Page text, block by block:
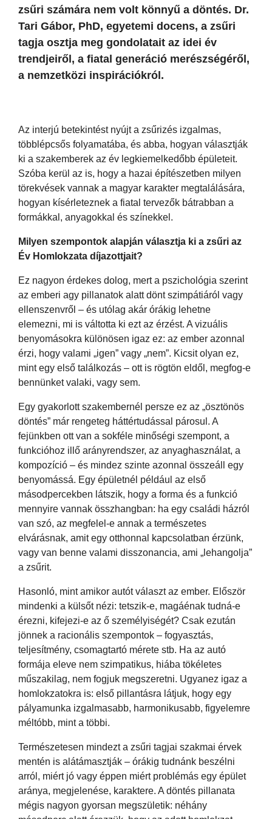
zsűri számára nem volt könnyű a döntés. Dr.
Tari Gábor, PhD, egyetemi docens, a zsűri
tagja osztja meg gondolatait az idei év
trendjeiről, a fiatal generáció merészségéről,
a nemzetközi inspirációkról.
Az interjú betekintést nyújt a zsűrizés izgalmas,
többlépcsős folyamatába, és abba, hogyan választják
ki a szakemberek az év legkiemelkedőbb épületeit.
Szóba kerül az is, hogy a hazai építészetben milyen
törekvések vannak a magyar karakter megtalálására,
hogyan kísérleteznek a fiatal tervezők bátrabban a
formákkal, anyagokkal és színekkel.
Milyen szempontok alapján választja ki a zsűri az
Év Homlokzata díjazottjait?
Ez nagyon érdekes dolog, mert a pszichológia szerint
az emberi agy pillanatok alatt dönt szimpátiáról vagy
ellenszenvről – és utólag akár órákig lehetne
elemezni, mi is váltotta ki ezt az érzést. A vizuális
benyomásokra különösen igaz ez: az ember azonnal
érzi, hogy valami „igen” vagy „nem”. Kicsit olyan ez,
mint egy első találkozás – ott is rögtön eldől, megfog-e
bennünket valaki, vagy sem.
Egy gyakorlott szakembernél persze ez az „ösztönös
döntés” már rengeteg háttértudással párosul. A
fejünkben ott van a sokféle minőségi szempont, a
funkcióhoz illő arányrendszer, az anyaghasználat, a
kompozíció – és mindez szinte azonnal összeáll egy
benyomássá. Egy épületnél például az első
másodpercekben látszik, hogy a forma és a funkció
mennyire vannak összhangban: ha egy családi házról
van szó, az megfelel-e annak a természetes
elvárásnak, amit egy otthonnal kapcsolatban érzünk,
vagy van benne valami disszonancia, ami „lehangolja”
a zsűrit.
Hasonló, mint amikor autót választ az ember. Először
mindenki a külsőt nézi: tetszik-e, magáénak tudná-e
érezni, kifejezi-e az ő személyiségét? Csak ezután
jönnek a racionális szempontok – fogyasztás,
teljesítmény, csomagtartó mérete stb. Ha az autó
formája eleve nem szimpatikus, hiába tökéletes
műszakilag, nem fogjuk megszeretni. Ugyanez igaz a
homlokzatokra is: első pillantásra látjuk, hogy egy
pályamunka izgalmasabb, harmonikusabb, figyelemre
méltóbb, mint a többi.
Természetesen mindezt a zsűri tagjai szakmai érvek
mentén is alátámasztják – órákig tudnánk beszélni
arról, miért jó vagy éppen miért problémás egy épület
aránya, megjelenése, karaktere. A döntés pillanata
mégis nagyon gyorsan megszületik: néhány